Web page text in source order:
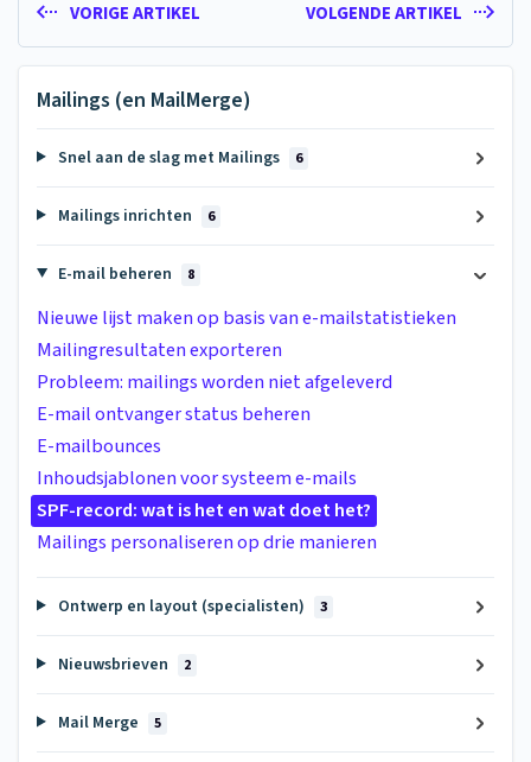
VORIGE ARTIKEL VOLGENDE ARTIKEL
Mailings (en MailMerge)
Snel aan de slag met Mailings 6
Mailings inrichten 6
E-mail beheren 8
Nieuwe lijst maken op basis van e-mailstatistieken
Mailingresultaten exporteren
Probleem: mailings worden niet afgeleverd
E-mail ontvanger status beheren
E-mailbounces
Inhoudsjablonen voor systeem e-mails
SPF-record: wat is het en wat doet het?
Mailings personaliseren op drie manieren
Ontwerp en layout (specialisten) 3
Nieuwsbrieven 2
Mail Merge 5